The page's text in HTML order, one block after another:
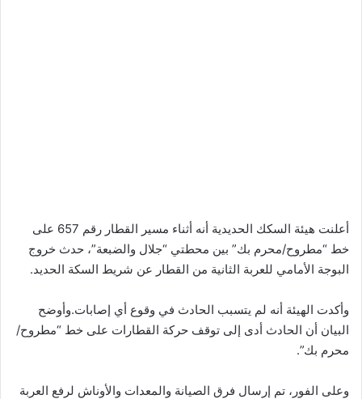
أعلنت هيئة السكك الحديدية أنه أثناء مسير القطار رقم 657 على
خط “مطروح/محرم بك” بين محطتي “جلال والضبعة”، حدث خروج
البوجة الأمامي للعربة الثانية من القطار عن شريط السكة الحديد.
وأكدت الهيئة أنه لم يتسبب الحادث في وقوع أي إصابات.وأوضح
البيان أن الحادث أدى إلى توقف حركة القطارات على خط “مطروح/
محرم بك”.
وعلى الفور، تم إرسال فرق الصيانة والمعدات والأوناش لرفع العربة